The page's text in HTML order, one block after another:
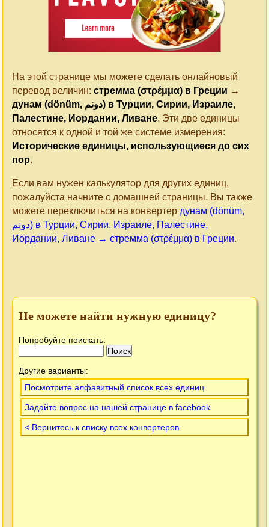
На этой странице мы можете сделать онлайновый
перевод величин: стремма (στρέμμα) в Греции →
дунам (dönüm, دونم) в Турции, Сирии, Израиле,
Палестине, Иордании, Ливане. Эти две единицы
относятся к одной и той же системе измерения:
Исторические единицы, использующиеся до сих
пор.
Если вам нужен калькулятор для других единиц,
пожалуйста начните с домашней страницы. Вы также
можете переключиться на конвертер дунам (dönüm,
دونم) в Турции, Сирии, Израиле, Палестине,
Иордании, Ливане → стремма (στρέμμα) в Греции.
Не можете найти нужную единицу?
Попробуйте поискать:
Другие варианты:
Посмотрите алфавитный список всех единиц
Задайте вопрос на нашей странице в facebook
< Вернитесь к списку всех конвертеров